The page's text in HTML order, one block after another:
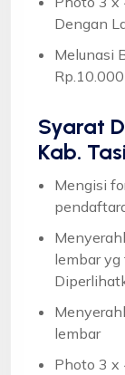
Dengan
Melunasi
Syarat
Kab.
Mengisi
lembar yg
lembar
Photo 3 x